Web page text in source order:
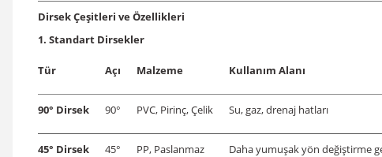
Dirsek Çeşitleri ve Özellikleri
1. Standart Dirsekler
Tür Açı Malzeme Kullanım Alanı
90° Dirsek 90° PVC, Pirinç, Çelik Su, gaz, drenaj hatları
45° Dirsek 45° PP, Paslanmaz Daha yumuşak yön değiştirme